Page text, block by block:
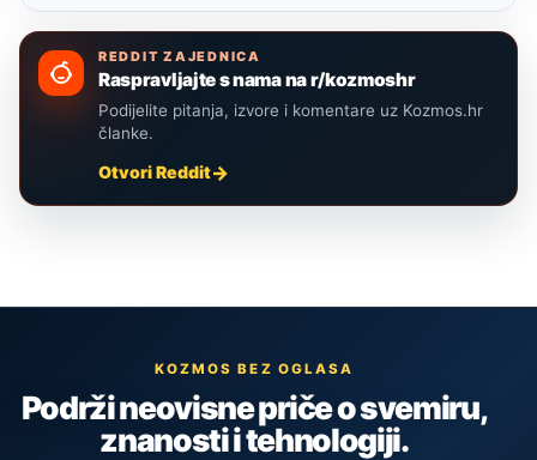
REDDIT ZAJEDNICA
Raspravljajte s nama na r/kozmoshr
Podijelite pitanja, izvore i komentare uz Kozmos.hr
članke.
Otvori Reddit
KOZMOS BEZ OGLASA
Podrži neovisne priče o svemiru,
znanosti i tehnologiji.